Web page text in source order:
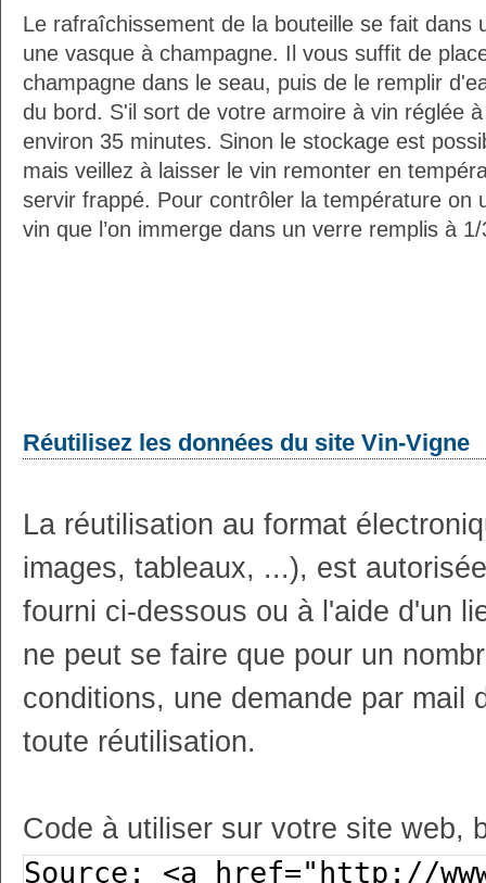
Le rafraîchissement de la bouteille se fait dans
une vasque à champagne. Il vous suffit de
champagne dans le seau, puis de le remplir
du bord. S'il sort de votre armoire à vin réglée
environ 35 minutes. Sinon le stockage est
mais veillez à laisser le vin remonter en
servir frappé. Pour contrôler la température on
vin que l’on immerge dans un verre remplis à
Réutilisez les données du site Vin-Vigne
La réutilisation au format
images, tableaux, ...), est
fourni ci-dessous ou à l'aide d'un
ne peut se faire que pour un
conditions, une demande par mail
toute réutilisation.
Code à utiliser sur votre site web,